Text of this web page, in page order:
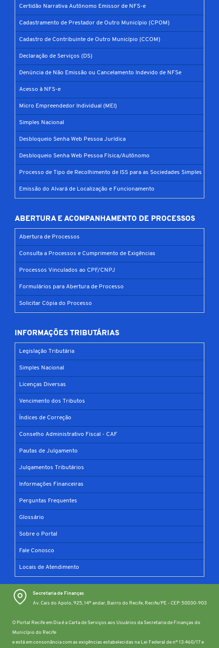
Certidão Narrativa Autônomo Emissor de NFS-e
Cadastramento de Prestador de Outro Município (CPOM)
Cadastro de Contribuinte de Outro Município (CCOM)
Declaração de Serviços (DS)
Denúncia de Não Emissão ou Cancelamento Indevido de NFSe
Acesso à NFS-e
Micro Empreendedor Individual (MEI)
Simples Nacional
Desbloqueio Senha Web Pessoa Jurídica
Desbloqueio Senha Web Pessoa Física/Autônomo
Processo de Tipo de Recolhimento de ISS para as Sociedades Simples
Emissão do Alvará de Localização e Funcionamento
ABERTURA E ACOMPANHAMENTO DE PROCESSOS
Abertura de Processos
Consulta a Processos e Cumprimento de Exigências
Processos Vinculados ao CPF/CNPJ
Formulários para Abertura de Processo
Solicitar Cópia do Processo
INFORMAÇÕES TRIBUTÁRIAS
Legislação Tributária
Simples Nacional
Licenças Diversas
Vencimento dos Tributos
Índices de Correção
Conselho Administrativo Fiscal - CAF
Pautas de Julgamento
Julgamentos Tributários
Informações Financeiras
Perguntas Frequentes
Glossário
Sobre o Portal
Fale Conosco
Locais de Atendimento
Secretaria de Finanças
Av. Cais do Apolo, 925, 14º andar, Bairro do Recife, Recife/PE - CEP: 50030-903
O Portal Recife em Dia é a Carta de Serviços aos Usuários da Secretaria de Finanças do
Município do Recife
e está em consonância com as exigências estabelecidas na Lei Federal de nº 13.460/17 e